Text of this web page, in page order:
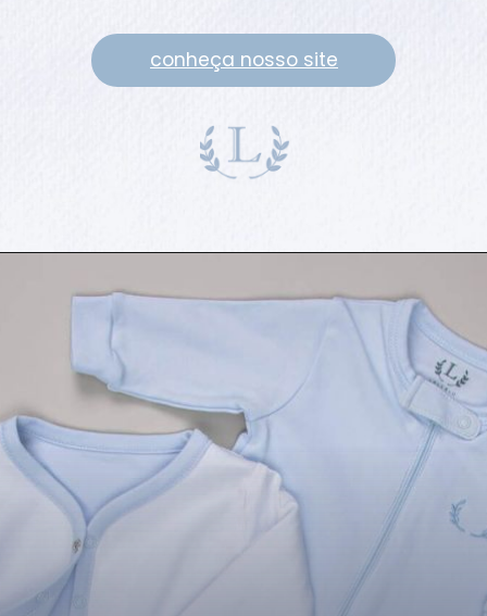
conheça nosso site